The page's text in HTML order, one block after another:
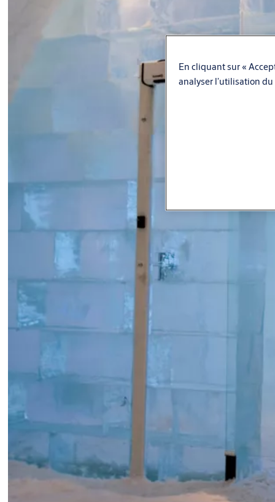
En cliquant sur «
analyser l’utilisation